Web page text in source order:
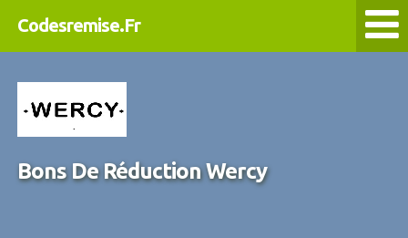
Codesremise.Fr
Bons De Réduction Wercy